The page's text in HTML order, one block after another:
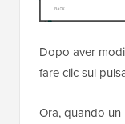
Dopo aver
fare clic sul
Ora, quando